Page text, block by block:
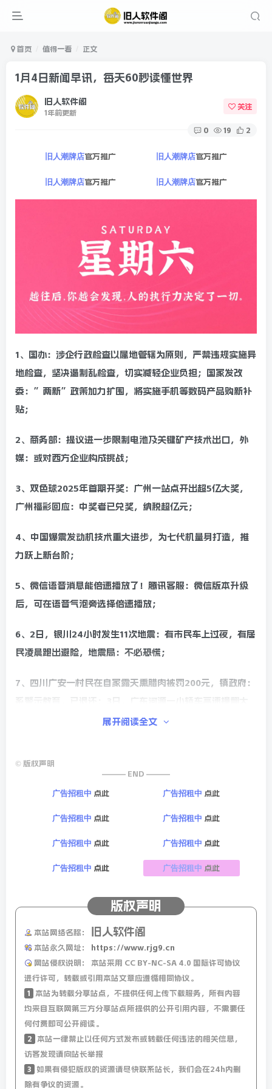
首页 值得一看 正文
1月4日新闻早讯，每天60秒读懂世界
旧人软件阁
1年前更新
关注
0 19 2
旧人潮牌店官方推广 旧人潮牌店官方推广
旧人潮牌店官方推广 旧人潮牌店官方推广
1、国办：涉企行政检查以属地管辖为原则，严禁违规实施异
地检查，坚决遏制乱检查，切实减轻企业负担；国家发改
委：”两新”政策加力扩围，将实施手机等数码产品购新补
贴；
2、商务部：提议进一步限制电池及关键矿产技术出口，外
媒：或对西方企业构成挑战；
3、双色球2025年首期开奖：广州一站点开出超5亿大奖，
广州福彩回应：中奖者已兑奖，纳税超亿元；
4、中国爆震发动机技术重大进步，为七代机量身打造，推
力跃上新台阶；
5、微信语音消息能倍速播放了！腾讯客服：微信版本升级
后，可在语音气泡旁选择倍速播放；
6、2日，银川24小时发生11次地震：有市民车上过夜，有居
民凌晨跑出避险，地震局：不必恐慌；
7、四川广安一村民在自家露天熏腊肉被罚200元，镇政府：
货车后”解体”，警方通报：致1死2伤；
号收客；
9、3日，香港飞釜山一客机起落架故障，复飞后安全降落，
机型为空客321；
10、外媒：美军卡尔文森航母打击群再次进入南海；外媒：
菲律宾总统将副总统莎拉·杜特尔特”逐出国安会”；
11、拜登正式否决日本制铁公司149亿美元收购美国钢铁公
司，称会对美国的国家安全构成风险；
12、3日，尹锡悦躲在总统官邸内”逃脱”了首次逮捕，韩
媒：动员支持者是他最后挣扎；韩媒：布林肯将6日访问韩
国，系”尹锡悦被弹劾以来首次”；
13、美商务部再借”国家安全”，考虑禁止中国无人机进入
美国，外交部：反对美方泛化国家安全概念；
14、俄常驻联合国代表：德国日本永远不会获得联合国安理
会常任理事国席位；
展开阅读全文
© 版权声明
——— END ———
广告招租中 点此 广告招租中 点此
广告招租中 点此 广告招租中 点此
广告招租中 点此 广告招租中 点此
广告招租中 点此 广告招租中 点此
版权声明
本站网络名称： 旧人软件阁
本站永久网址：
https://www.rjg9.cn
网站侵权说明：
本站采用 CC BY-NC-SA 4.0 国际许可协议
进行许可，转载或引用本站文章应遵循相同协议。
1
本站为转载分享站点，不提供任何上传下载服务，所有内容
均来自互联网第三方分享站点所提供的公开引用内容，不需要任
何付费即可公开阅读。
2
本站一律禁止以任何方式发布或转载任何违法的相关信息，
访客发现请向站长举报
3
如果有侵犯版权的资源请尽快联系站长，我们会在24h内删
除有争议的资源。